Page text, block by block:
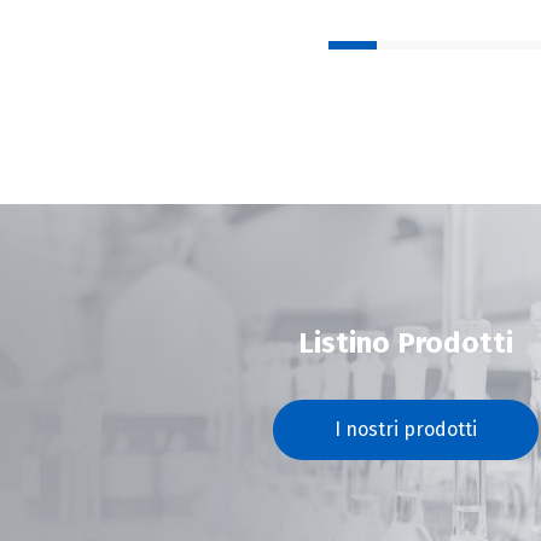
Listino Prodotti
I nostri prodotti